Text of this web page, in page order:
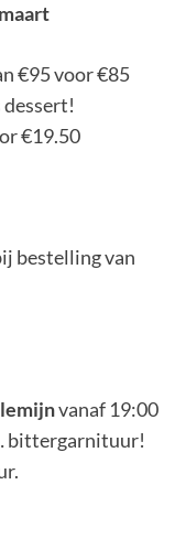
€95 voor €85
€19.50
bestelling van
vanaf 19:00
bittergarnituur!